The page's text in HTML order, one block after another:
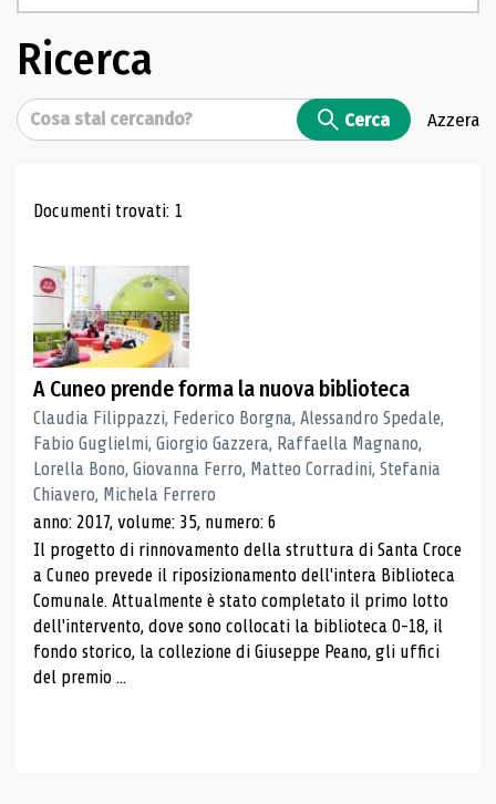
Ricerca
Cerca Cerca Azzera
Risultati di ricerca
Documenti trovati: 1
A Cuneo prende forma la nuova biblioteca
Claudia Filippazzi, Federico Borgna, Alessandro Spedale,
Fabio Guglielmi, Giorgio Gazzera, Raffaella Magnano,
Lorella Bono, Giovanna Ferro, Matteo Corradini, Stefania
Chiavero, Michela Ferrero
anno: 2017, volume: 35, numero: 6
Il progetto di rinnovamento della struttura di Santa Croce
a Cuneo prevede il riposizionamento dell'intera Biblioteca
Comunale. Attualmente è stato completato il primo lotto
dell'intervento, dove sono collocati la biblioteca 0-18, il
fondo storico, la collezione di Giuseppe Peano, gli uffici
del premio ...